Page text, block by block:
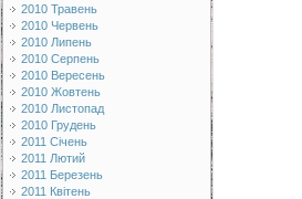
2010 Травень
2010 Червень
2010 Липень
2010 Серпень
2010 Вересень
2010 Жовтень
2010 Листопад
2010 Грудень
2011 Січень
2011 Лютий
2011 Березень
2011 Квітень